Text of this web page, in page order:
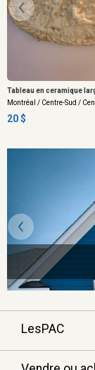
Montréal / Centre-Sud /
20 $
LesPAC